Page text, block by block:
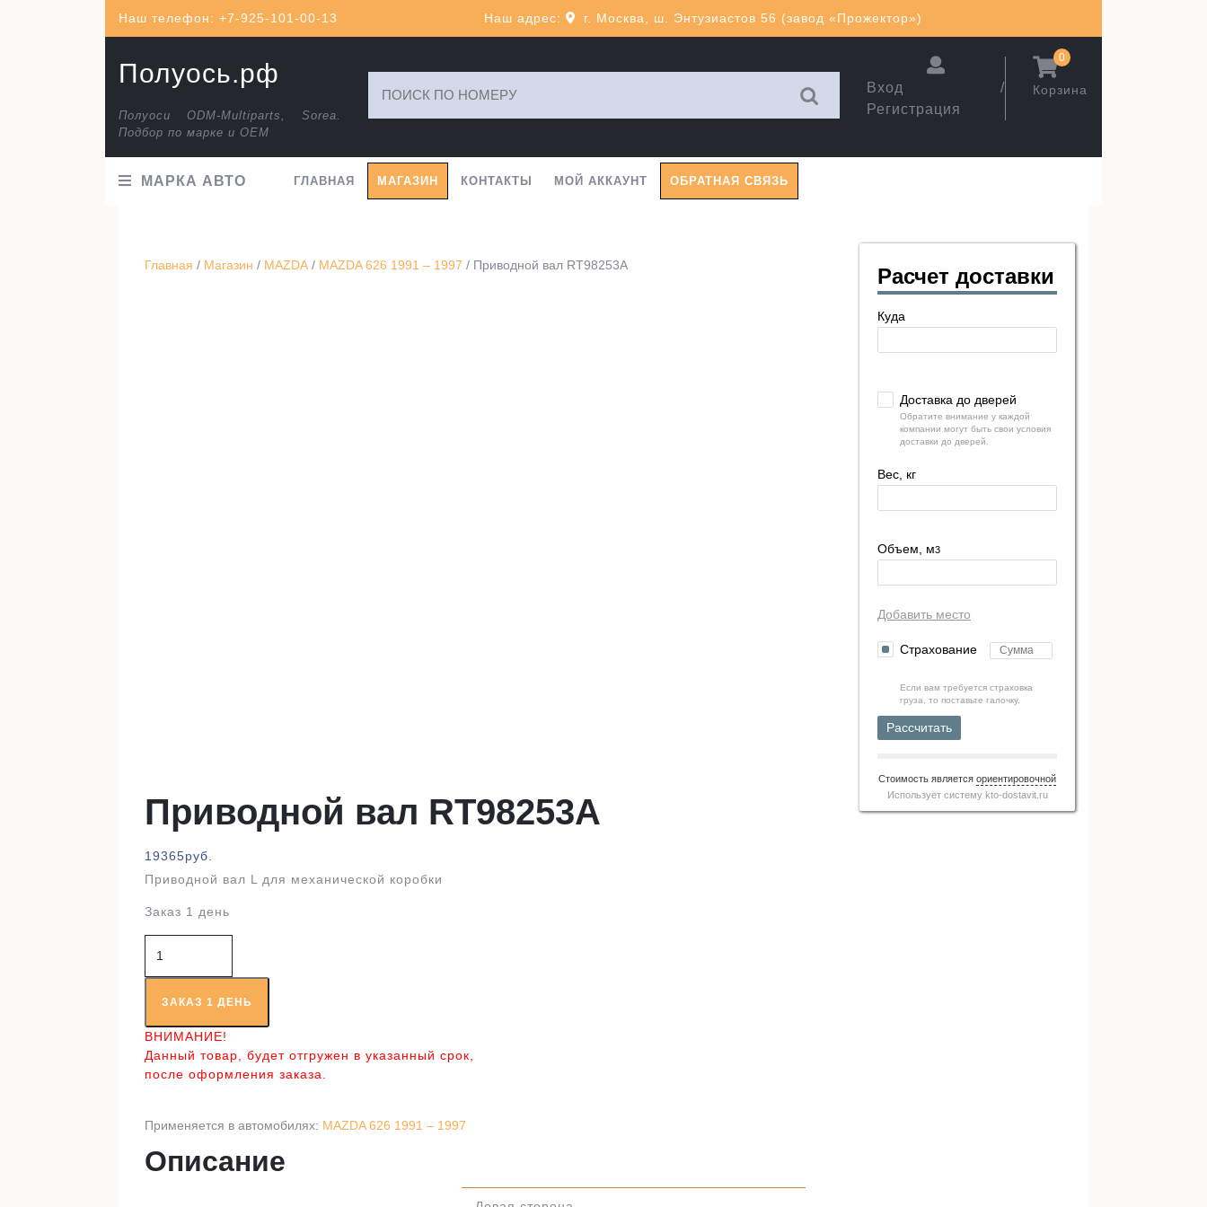
Наш телефон: +7-925-101-00-13 Наш адрес: г. Москва, ш. Энтузиастов 56 (завод «Прожектор»)
Полуось.рф
Полуоси ODM-Multiparts, Sorea.
Подбор по марке и ОЕМ
Вход /
Регистрация
Корзина
0
МАРКА АВТО ГЛАВНАЯ МАГАЗИН КОНТАКТЫ МОЙ АККАУНТ ОБРАТНАЯ СВЯЗЬ
Главная / Магазин / MAZDA / MAZDA 626 1991 – 1997 / Приводной вал RT98253A
Приводной вал RT98253A
19365руб.
Приводной вал L для механической коробки
Заказ 1 день
товара
Приводной
валЗАКАЗ 1 ДЕНЬ
ВНИМАНИЕ!
Данный товар, будет отгружен в указанный срок,
после оформления заказа.
Применяется в автомобилях: MAZDA 626 1991 – 1997
Описание
Расчет доставки
Куда
Доставка до дверей
Обратите внимание у каждой
компании могут быть свои условия
доставки до дверей.
Вес, кг
Объем, м3
Добавить место
Страхование
Если вам требуется страховка
груза, то поставьте галочку.
Рассчитать
Стоимость является ориентировочной
Использует систему kto-dostavit.ru